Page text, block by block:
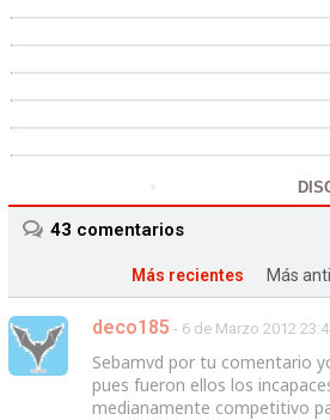
43 comentarios
Más recientes Más
deco185 - 6 de Marzo 2012
Sebamvd por tu comentario
pues fueron ellos los
medianamente competitivo